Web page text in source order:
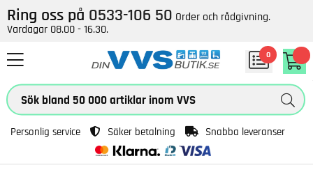
Ring oss på 0533-106 50 Order och rådgivning.
Vardagar 08.00 - 16.30.
0
Personlig service Säker betalning Snabba leveranser